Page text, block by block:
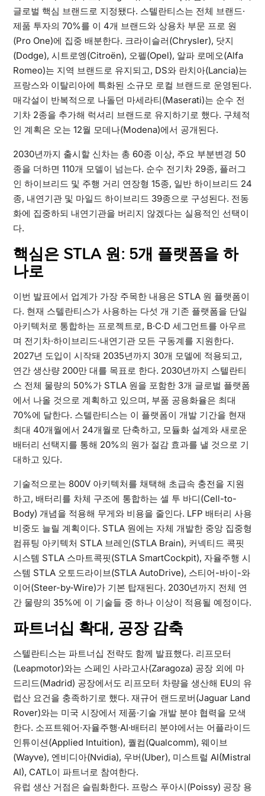
글로벌 핵심 브랜드로 지정됐다. 스텔란티스는 전체 브랜드·
제품 투자의 70%를 이 4개 브랜드와 상용차 부문 프로 원
(Pro One)에 집중 배분한다. 크라이슬러(Chrysler), 닷지
(Dodge), 시트로엥(Citroën), 오펠(Opel), 알파 로메오(Alfa
Romeo)는 지역 브랜드로 유지되고, DS와 란치아(Lancia)는
프랑스와 이탈리아에 특화된 소규모 로컬 브랜드로 운영된다.
매각설이 반복적으로 나돌던 마세라티(Maserati)는 순수 전
기차 2종을 추가해 럭셔리 브랜드로 유지하기로 했다. 구체적
인 계획은 오는 12월 모데나(Modena)에서 공개된다.
2030년까지 출시할 신차는 총 60종 이상, 주요 부분변경 50
종을 더하면 110개 모델이 넘는다. 순수 전기차 29종, 플러그
인 하이브리드 및 주행 거리 연장형 15종, 일반 하이브리드 24
종, 내연기관 및 마일드 하이브리드 39종으로 구성된다. 전동
화에 집중하되 내연기관을 버리지 않겠다는 실용적인 선택이
다.
핵심은 STLA 원: 5개 플랫폼을 하
나로
이번 발표에서 업계가 가장 주목한 내용은 STLA 원 플랫폼이
다. 현재 스텔란티스가 사용하는 다섯 개 기존 플랫폼을 단일
아키텍처로 통합하는 프로젝트로, B·C·D 세그먼트를 아우르
며 전기차·하이브리드·내연기관 모든 구동계를 지원한다.
2027년 도입이 시작돼 2035년까지 30개 모델에 적용되고,
연간 생산량 200만 대를 목표로 한다. 2030년까지 스텔란티
스 전체 물량의 50%가 STLA 원을 포함한 3개 글로벌 플랫폼
에서 나올 것으로 계획하고 있으며, 부품 공용화율은 최대
70%에 달한다. 스텔란티스는 이 플랫폼이 개발 기간을 현재
최대 40개월에서 24개월로 단축하고, 모듈화 설계와 새로운
배터리 선택지를 통해 20%의 원가 절감 효과를 낼 것으로 기
대하고 있다.
기술적으로는 800V 아키텍처를 채택해 초급속 충전을 지원
하고, 배터리를 차체 구조에 통합하는 셀 투 바디(Cell-to-
Body) 개념을 적용해 무게와 비용을 줄인다. LFP 배터리 사용
비중도 늘릴 계획이다. STLA 원에는 자체 개발한 중앙 집중형
컴퓨팅 아키텍처 STLA 브레인(STLA Brain), 커넥티드 콕핏
시스템 STLA 스마트콕핏(STLA SmartCockpit), 자율주행 시
스템 STLA 오토드라이브(STLA AutoDrive), 스티어-바이-와
이어(Steer-by-Wire)가 기본 탑재된다. 2030년까지 전체 연
간 물량의 35%에 이 기술들 중 하나 이상이 적용될 예정이다.
파트너십 확대, 공장 감축
스텔란티스는 파트너십 전략도 함께 발표했다. 리프모터
(Leapmotor)와는 스페인 사라고사(Zaragoza) 공장 외에 마
드리드(Madrid) 공장에서도 리프모터 차량을 생산해 EU의 유
럽산 요건을 충족하기로 했다. 재규어 랜드로버(Jaguar Land
Rover)와는 미국 시장에서 제품·기술 개발 분야 협력을 모색
한다. 소프트웨어·자율주행·AI·배터리 분야에서는 어플라이드
인튜이션(Applied Intuition), 퀄컴(Qualcomm), 웨이브
(Wayve), 엔비디아(Nvidia), 우버(Uber), 미스트럴 AI(Mistral
AI), CATL이 파트너로 참여한다.
유럽 생산 거점은 슬림화한다. 프랑스 푸아시(Poissy) 공장 용